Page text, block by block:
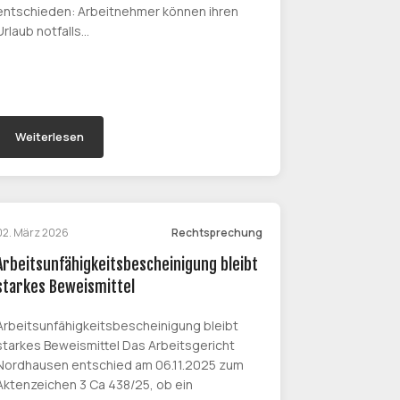
Arbeitnehmer können ihren
notfalls…
Weiterlesen
März 2026 Rechtsprechung
bleibt
Beweismittel
bleibt
Beweismittel Das Arbeitsgericht
entschied am 06.11.2025 zum
3 Ca 438/25, ob ein